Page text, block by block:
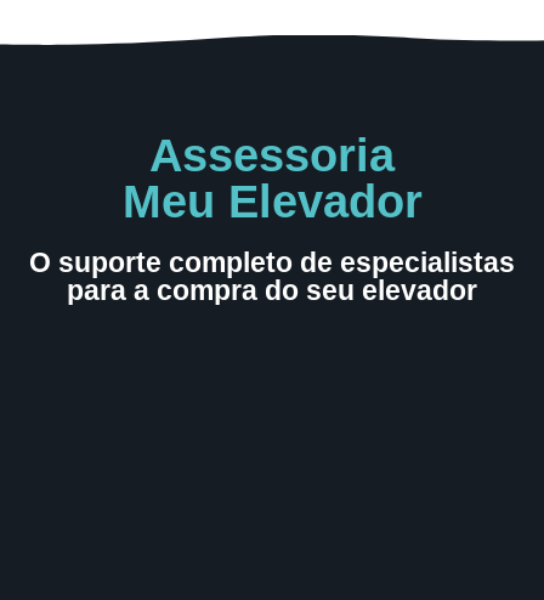
Assessoria
Meu Elevador
O suporte completo de especialistas
para a compra do seu elevador